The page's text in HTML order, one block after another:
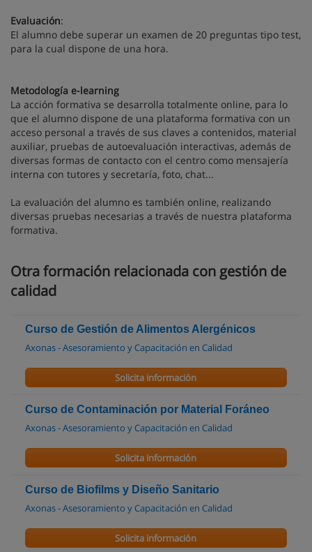
Evaluación:
El alumno debe superar un examen de 20 preguntas tipo test,
para la cual dispone de una hora.
Metodología e-learning
La acción formativa se desarrolla totalmente online, para lo
que el alumno dispone de una plataforma formativa con un
acceso personal a través de sus claves a contenidos, material
auxiliar, pruebas de autoevaluación interactivas, además de
diversas formas de contacto con el centro como mensajería
interna con tutores y secretaría, foto, chat...
La evaluación del alumno es también online, realizando
diversas pruebas necesarias a través de nuestra plataforma
formativa.
Otra formación relacionada con gestión de
calidad
Curso de Gestión de Alimentos Alergénicos
Axonas - Asesoramiento y Capacitación en Calidad
Solicita información
Curso de Contaminación por Material Foráneo
Axonas - Asesoramiento y Capacitación en Calidad
Solicita información
Curso de Biofilms y Diseño Sanitario
Axonas - Asesoramiento y Capacitación en Calidad
Solicita información